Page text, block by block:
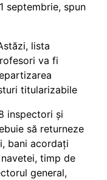
septembrie, spun
lista
va fi
titularizabile
inspectori și
să returneze
bani acordați
timp de
general,